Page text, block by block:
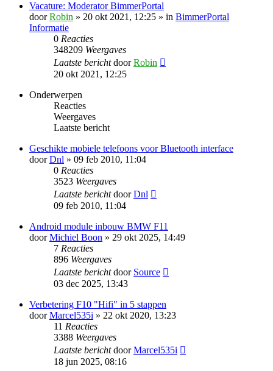
Vacature: Moderator BimmerPortal
doorRobin » 20 okt 2021, 12:25 » in BimmerPortal
Informatie
0 Reacties
348209 Weergaves
Laatste berichtdoorRobin
20 okt 2021, 12:25
Onderwerpen
Reacties
Weergaves
Laatste bericht
Geschikte mobiele telefoons voor Bluetooth interface
doorDnl » 09 feb 2010, 11:04
0 Reacties
3523 Weergaves
Laatste berichtdoorDnl
09 feb 2010, 11:04
Android module inbouw BMW F11
doorMichiel Boon » 29 okt 2025, 14:49
7 Reacties
896 Weergaves
Laatste berichtdoor Source
03 dec 2025, 13:43
Verbetering F10 "Hifi" in 5 stappen
doorMarcel535i » 22 okt 2020, 13:23
11 Reacties
3388 Weergaves
Laatste berichtdoorMarcel535i
18 jun 2025, 08:16